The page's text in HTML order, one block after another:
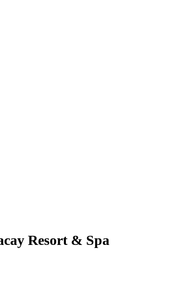
Resort & Spa